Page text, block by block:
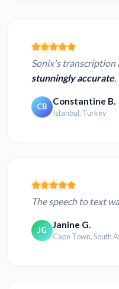
Sonix's transcription
stunningly accurate,
CB Constantine B.
Istanbul, Turkey
The speech to text
JG Janine G.
Cape Town, South